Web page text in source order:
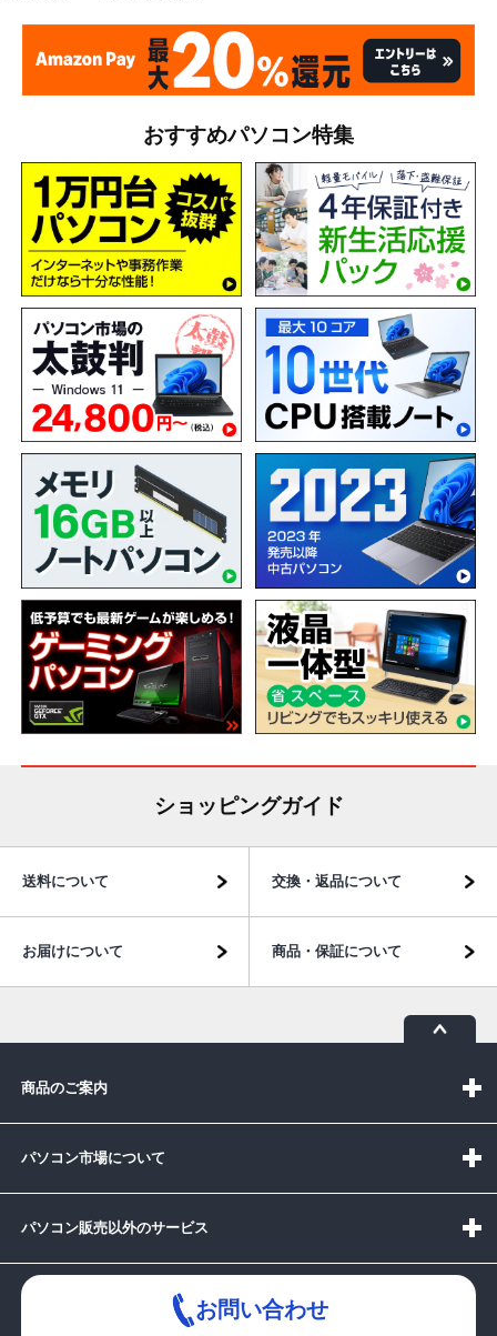
おすすめパソコン特集
ショッピングガイド
送料について 交換・返品について
お届けについて 商品・保証について
商品のご案内
パソコン市場について
パソコン販売以外のサービス
お問い合わせ